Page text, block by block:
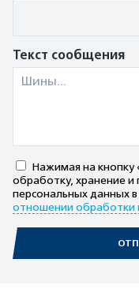
Текст сообщения
Нажимая на кнопку
обработку, хранение и
персональных данных в
отношении обработки